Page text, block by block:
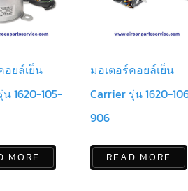
อยล์เย็น
1620-105-
MORE
มอเตอร์คอยล์เย็น
Carrier รุ่น 1620-
906
READ MORE